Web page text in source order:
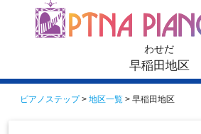
わせだ
早稲田地区
ピアノステップ> 地区一覧 > 早稲田地区